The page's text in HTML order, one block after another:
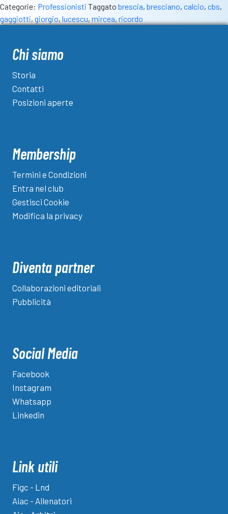
Il
ricordo
Categorie: Professionisti Taggato brescia, bresciano, calcio, cbs,
gaggiotti, giorgio, lucescu, mircea, ricordo
Chi siamo
Storia
Contatti
Posizioni aperte
Membership
Termini e Condizioni
Entra nel club
Gestisci Cookie
Modifica la privacy
Diventa partner
Collaborazioni editoriali
Pubblicità
Social Media
Facebook
Instagram
Whatsapp
Linkedin
Link utili
Figc - Lnd
Aiac - Allenatori